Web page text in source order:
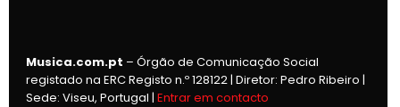
Musica.com.pt – Órgão de Comunicação Social
registado na ERC Registo n.º 128122 | Diretor: Pedro Ribeiro |
Sede: Viseu, Portugal |Entrar em contacto